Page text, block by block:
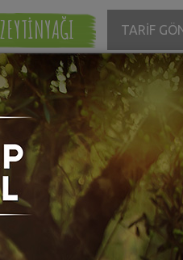
ZEYTİNYAĞI TARİF